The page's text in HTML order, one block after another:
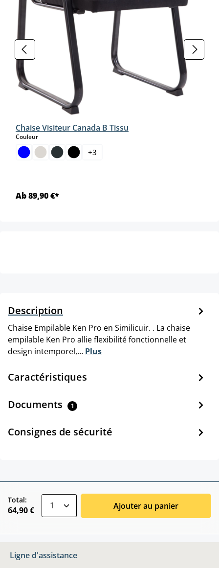
Chaise Visiteur Canada B Tissu
Couleurselect
+3
Ab 89,90 €*
Description
Chaise Empilable Ken Pro en Similicuir. . La chaise
empilable Ken Pro allie flexibilité fonctionnelle et
design intemporel,… Plus
Caractéristiques
Documents 1
Consignes de sécurité
Total:
64,90 € Ajouter au panier
Ligne d'assistance